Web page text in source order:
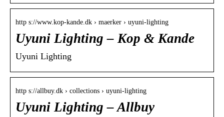
http s://www.kop-kande.dk › maerker › uyuni-lighting
Uyuni Lighting – Kop & Kande
Uyuni Lighting
http s://allbuy.dk › collections › uyuni-lighting
Uyuni Lighting – Allbuy